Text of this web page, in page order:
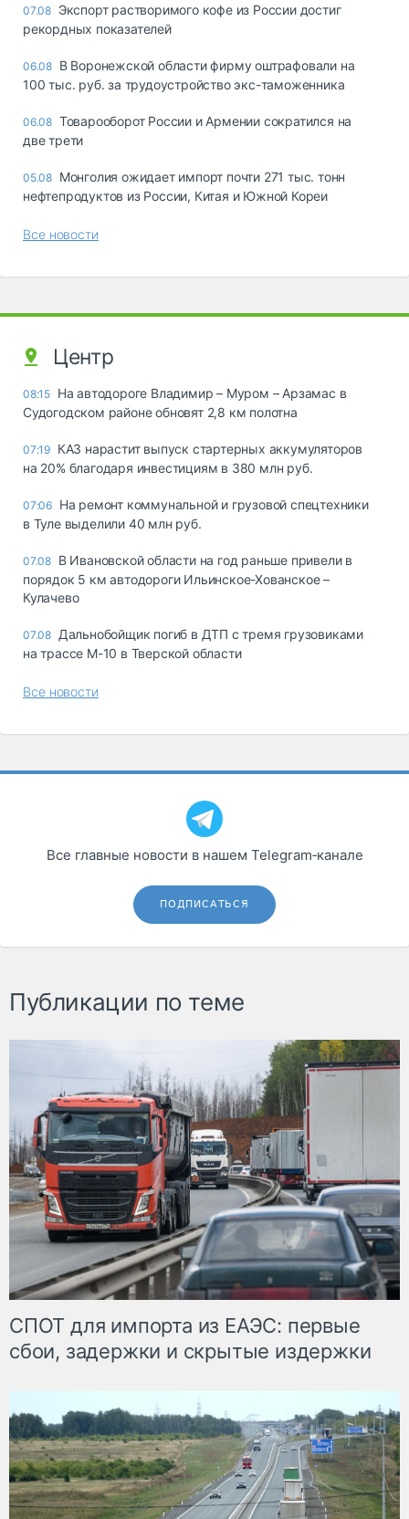
07.08 Экспорт растворимого кофе из России достиг
рекордных показателей
06.08 В Воронежской области фирму оштрафовали на
100 тыс. руб. за трудоустройство экс-таможенника
06.08 Товарооборот России и Армении сократился на
две трети
05.08 Монголия ожидает импорт почти 271 тыс. тонн
нефтепродуктов из России, Китая и Южной Кореи
Все новости
Центр
08:15 На автодороге Владимир – Муром – Арзамас в
Судогодском районе обновят 2,8 км полотна
07:19 КАЗ нарастит выпуск стартерных аккумуляторов
на 20% благодаря инвестициям в 380 млн руб.
07:06 На ремонт коммунальной и грузовой спецтехники
в Туле выделили 40 млн руб.
07.08 В Ивановской области на год раньше привели в
порядок 5 км автодороги Ильинское-Хованское –
Кулачево
07.08 Дальнобойщик погиб в ДТП с тремя грузовиками
на трассе М-10 в Тверской области
Все новости
Все главные новости в нашем Telegram‑канале
ПОДПИСАТЬСЯ
Публикации по теме
СПОТ для импорта из ЕАЭС: первые
сбои, задержки и скрытые издержки